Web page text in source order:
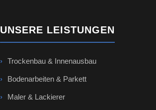
UNSERE LEISTUNGEN
› Trockenbau & Innenausbau
› Bodenarbeiten & Parkett
› Maler & Lackierer